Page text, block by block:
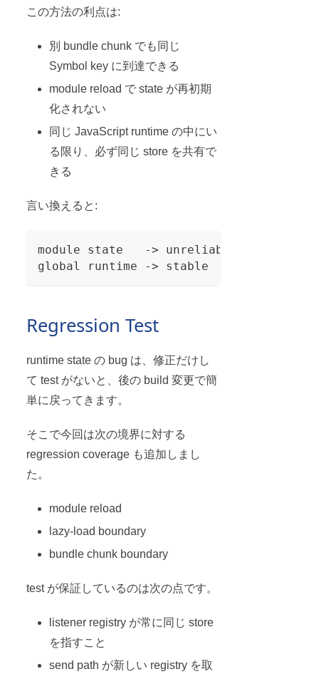
この方法の利点は:
別 bundle chunk でも同じ
Symbol key に到達できる
module reload で state が再初期
化されない
同じ JavaScript runtime の中にい
る限り、必ず同じ store を共有で
きる
言い換えると:
module state   -> unreliable
global runtime -> stable
Regression Test
runtime state の bug は、修正だけし
て test がないと、後の build 変更で簡
単に戻ってきます。
そこで今回は次の境界に対する
regression coverage も追加しまし
た。
module reload
lazy-load boundary
bundle chunk boundary
test が保証しているのは次の点です。
listener registry が常に同じ store
を指すこと
send path が新しい registry を取